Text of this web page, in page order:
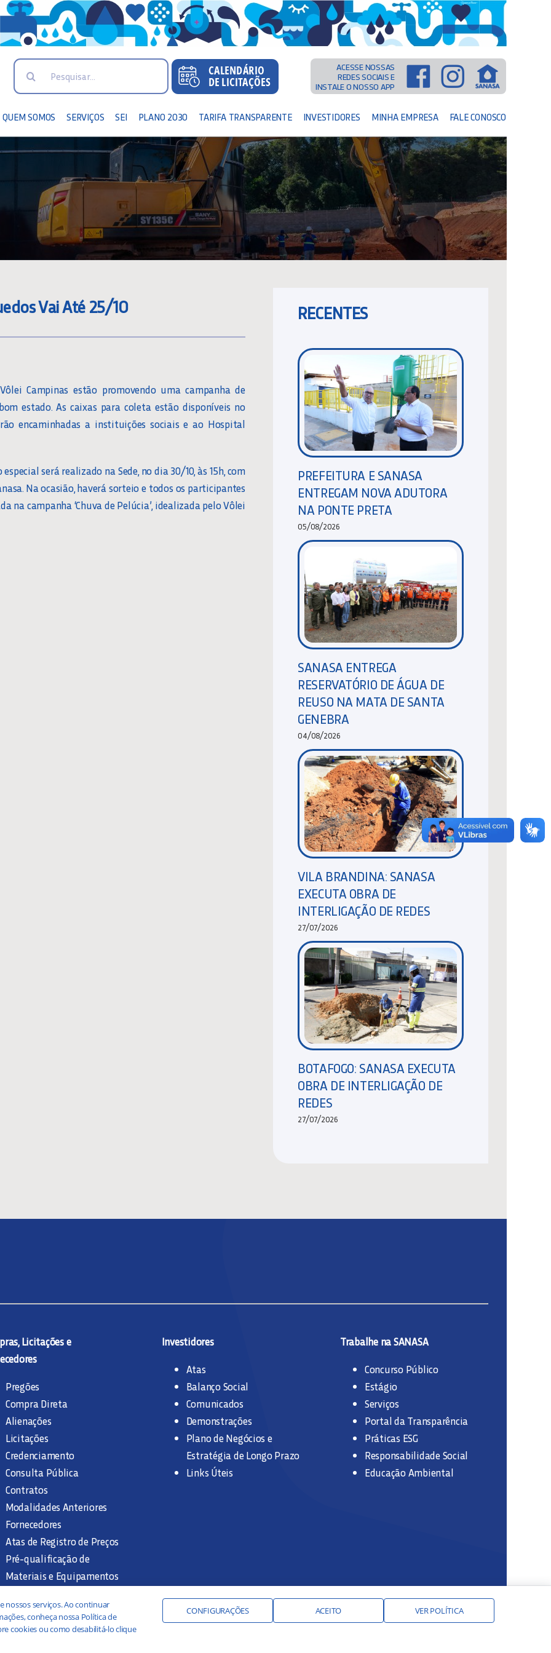
Search
ACESSE NOSSAS
REDES SOCIAIS E
INSTALE O NOSSO APP
QUEM SOMOS SERVIÇOS SEI PLANO 2030 TARIFA TRANSPARENTE INVESTIDORES MINHA EMPRESA FALE CONOSCO
Vai Até 25/10
Campinas estão promovendo uma campanha de
estado. As caixas para coleta estão disponíveis no
encaminhadas a instituições sociais e ao Hospital
será realizado na Sede, no dia 30/10, às 15h, com
Na ocasião, haverá sorteio e todos os participantes
na campanha ‘Chuva de Pelúcia’, idealizada pelo Vôlei
RECENTES
PREFEITURA E SANASA
ENTREGAM NOVA ADUTORA
NA PONTE PRETA
05/08/2026
SANASA ENTREGA
RESERVATÓRIO DE ÁGUA DE
REUSO NA MATA DE SANTA
GENEBRA
04/08/2026
VILA BRANDINA: SANASA
EXECUTA OBRA DE
INTERLIGAÇÃO DE REDES
27/07/2026
BOTAFOGO: SANASA EXECUTA
OBRA DE INTERLIGAÇÃO DE
REDES
27/07/2026
Licitações e
Pregões
Compra Direta
Alienações
Licitações
Credenciamento
Consulta Pública
Contratos
Modalidades Anteriores
Fornecedores
Atas de Registro de Preços
Pré-qualificação de
Materiais e Equipamentos
Documentação Interna
Investidores
Atas
Balanço Social
Comunicados
Demonstrações
Plano de Negócios e
Estratégia de Longo Prazo
Links Úteis
Trabalhe na SANASA
Concurso Público
Estágio
Serviços
Portal da Transparência
Práticas ESG
Responsabilidade Social
Educação Ambiental
nossos serviços. Ao continuar
conheça nossa Política de
cookies ou como desabilitá-lo clique
CONFIGURAÇÕES ACEITO VER POLÍTICA